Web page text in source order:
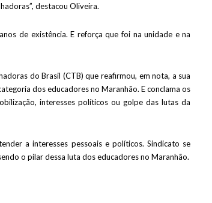
destacou Oliveira.
de existência. E reforça que foi na unidade e na
do Brasil (CTB) que reafirmou, em nota, a sua
dos educadores no Maranhão. E conclama os
interesses políticos ou golpe das lutas da
a interesses pessoais e políticos. Sindicato se
o pilar dessa luta dos educadores no Maranhão.